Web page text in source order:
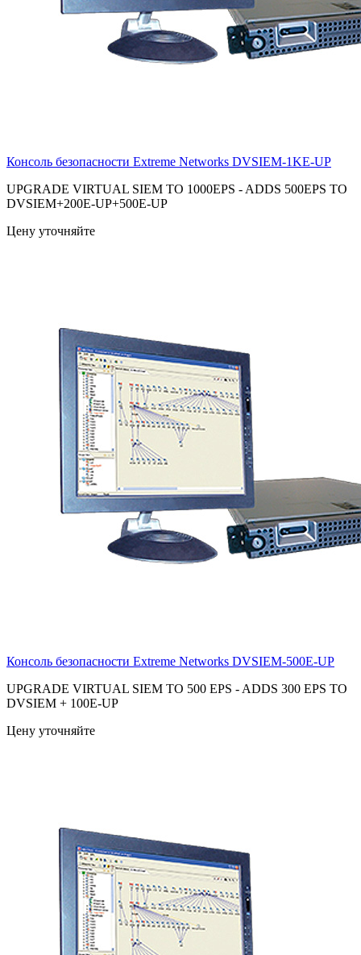
Консоль безопасности Extreme Networks DVSIEM-1KE-UP
UPGRADE VIRTUAL SIEM TO 1000EPS - ADDS 500EPS TO
DVSIEM+200E-UP+500E-UP
Цену уточняйте
Консоль безопасности Extreme Networks DVSIEM-500E-UP
UPGRADE VIRTUAL SIEM TO 500 EPS - ADDS 300 EPS TO
DVSIEM + 100E-UP
Цену уточняйте